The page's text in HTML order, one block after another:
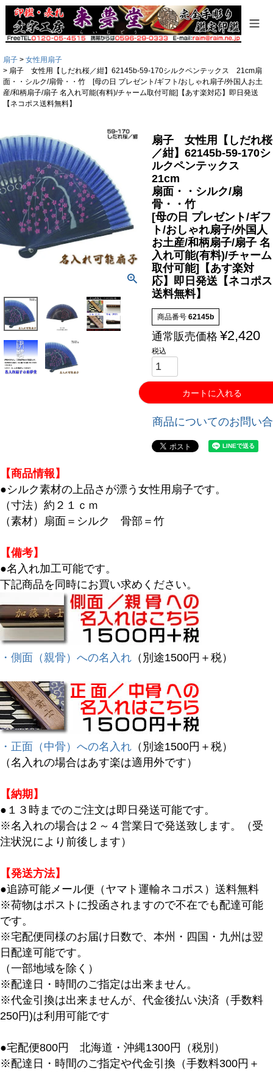
扇子
女性用扇子
扇子 女性用【しだれ桜／紺】62145b-59-170シルクペンテックス 21cm扇
面・・シルク/扇骨・・竹 [母の日 プレゼント/ギフト/おしゃれ扇子/外国人お土
産/和柄扇子/扇子 名入れ可能(有料)/チャーム取付可能]【あす楽対応】即日発送
【ネコポス送料無料】
扇子 女性用【しだれ桜
／紺】62145b-59-170シ
ルクペンテックス
21cm
扇面・・シルク/扇
骨・・竹
[母の日 プレゼント/ギフ
ト/おしゃれ扇子/外国人
お土産/和柄扇子/扇子 名
入れ可能(有料)/チャーム
取付可能]【あす楽対
応】即日発送【ネコポス
送料無料】
商品番号 62145b
通常販売価格 ¥2,420
税込
カートに入れる
商品についてのお問い
【商品情報】
●シルク素材の上品さが漂う女性用扇子です。
（寸法）約２１ｃｍ
（素材）扇面＝シルク 骨部＝竹
【備考】
●名入れ加工可能です。
下記商品を同時にお買い求めください。
・側面（親骨）への名入れ （別途1500円＋税）
・正面（中骨）への名入れ （別途1500円＋税）
（名入れの場合はあす楽は適用外です）
【納期】
●１３時までのご注文は即日発送可能です。
※名入れの場合は２～４営業日で発送致します。（受
注状況により前後します）
【発送方法】
●追跡可能メール便（ヤマト運輸ネコポス）送料無料
※荷物はポストに投函されますので不在でも配達可能
です。
※宅配便同様のお届け日数で、本州・四国・九州は翌
日配達可能です。
（一部地域を除く）
※配達日・時間のご指定は出来ません。
※代金引換は出来ませんが、代金後払い決済（手数料
250円)は利用可能です
●宅配便800円 北海道・沖縄1300円（税別）
※配達日・時間のご指定や代金引換（手数料300円＋